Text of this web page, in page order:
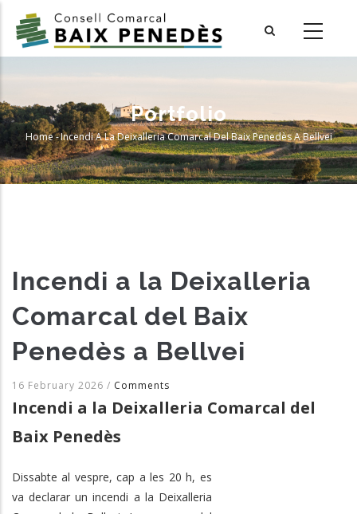
main
Portfolio
Breadcrumb
Home-Incendi A La Deixalleria Comarcal Del Baix Penedès A Bellvei
Incendi a la Deixalleria
Comarcal del Baix
Penedès a Bellvei
16 February 2026 / Comments
Incendi a la Deixalleria Comarcal del
Baix Penedès
Dissabte al vespre, cap a les 20 h, es
va declarar un incendi a la Deixalleria